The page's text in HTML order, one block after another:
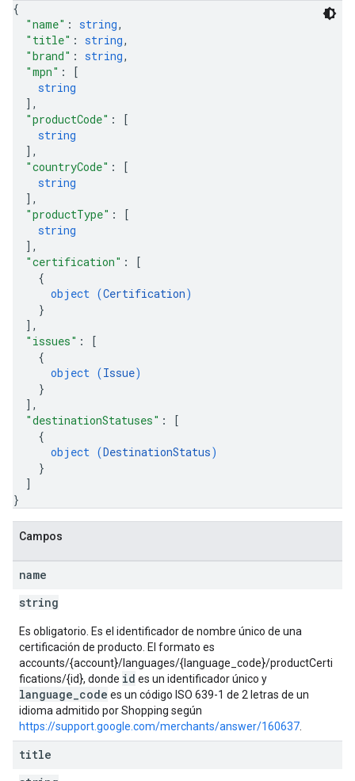
{
"name" : string,
"title" : string,
"brand" : string,
"mpn" :
[
string
] ,
"productCode" :
[
string
] ,
"countryCode" :
[
string
] ,
"productType" :
[
string
] ,
"certification" :
[
{
object (Certification)
}
] ,
"issues" :
[
{
object (Issue)
}
] ,
"destinationStatuses" :
[
{
object (DestinationStatus)
}
]
}
Campos
name
string
Es obligatorio. Es el identificador de nombre único de una
certificación de producto. El formato es
accounts/{account}/languages/{language_code}/productCerti
fications/{id}, donde id es un identificador único y
language_code es un código ISO 639-1 de 2 letras de un
idioma admitido por Shopping según
https://support.google.com/merchants/answer/160637
title